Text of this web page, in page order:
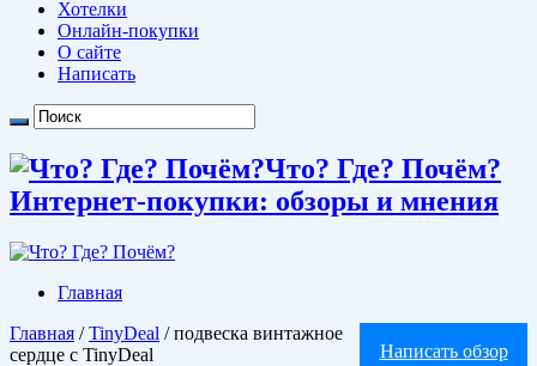
Хотелки
Онлайн-покупки
О сайте
Написать
Что? Где? Почём?
Интернет-покупки: обзоры и мнения
Главная
Написать обзор
Главная / TinyDeal / подвеска винтажное
сердце с TinyDeal